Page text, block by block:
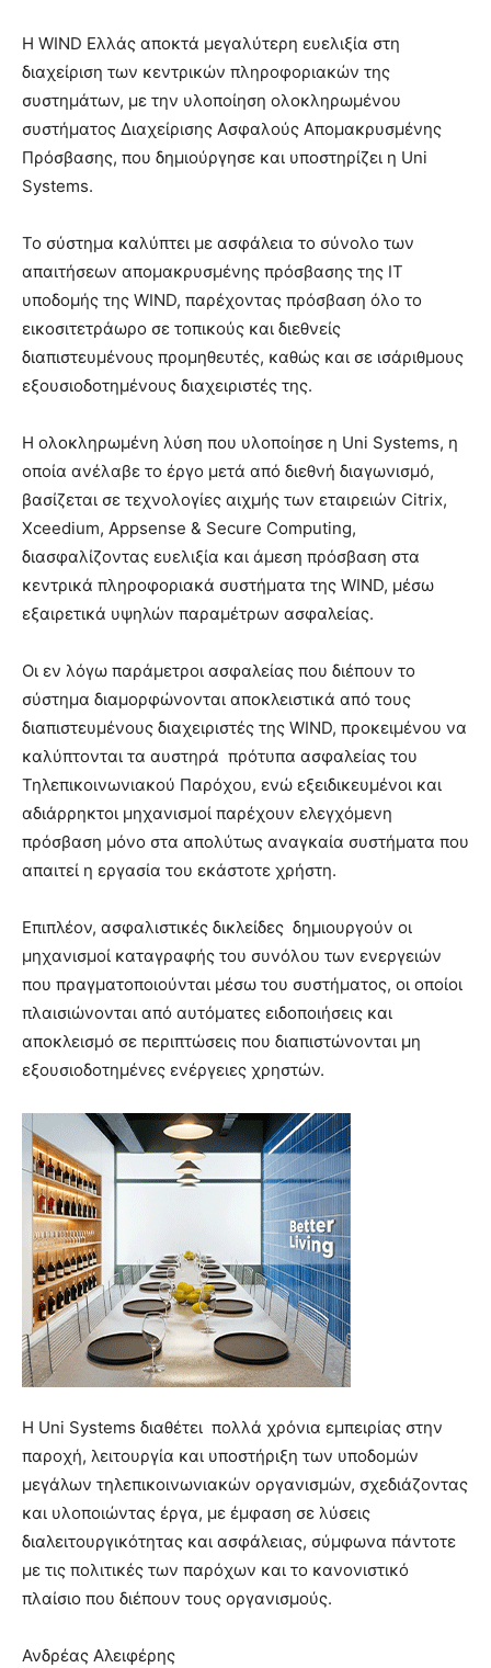
Η WIND Ελλάς αποκτά μεγαλύτερη ευελιξία στη
διαχείριση των κεντρικών πληροφοριακών της
συστημάτων, με την υλοποίηση ολοκληρωμένου
συστήματος Διαχείρισης Ασφαλούς Απομακρυσμένης
Πρόσβασης, που δημιούργησε και υποστηρίζει η Uni
Systems.
Το σύστημα καλύπτει με ασφάλεια το σύνολο των
απαιτήσεων απομακρυσμένης πρόσβασης της IT
υποδομής της WIND, παρέχοντας πρόσβαση όλο το
εικοσιτετράωρο σε τοπικούς και διεθνείς
διαπιστευμένους προμηθευτές, καθώς και σε ισάριθμους
εξουσιοδοτημένους διαχειριστές της.
Η ολοκληρωμένη λύση που υλοποίησε η Uni Systems, η
οποία ανέλαβε το έργο μετά από διεθνή διαγωνισμό,
βασίζεται σε τεχνολογίες αιχμής των εταιρειών Citrix,
Xceedium, Appsense & Secure Computing,
διασφαλίζοντας ευελιξία και άμεση πρόσβαση στα
κεντρικά πληροφοριακά συστήματα της WIND, μέσω
εξαιρετικά υψηλών παραμέτρων ασφαλείας.
Οι εν λόγω παράμετροι ασφαλείας που διέπουν το
σύστημα διαμορφώνονται αποκλειστικά από τους
διαπιστευμένους διαχειριστές της WIND, προκειμένου να
καλύπτονται τα αυστηρά πρότυπα ασφαλείας του
Τηλεπικοινωνιακού Παρόχου, ενώ εξειδικευμένοι και
αδιάρρηκτοι μηχανισμοί παρέχουν ελεγχόμενη
πρόσβαση μόνο στα απολύτως αναγκαία συστήματα που
απαιτεί η εργασία του εκάστοτε χρήστη.
Επιπλέον, ασφαλιστικές δικλείδες δημιουργούν οι
μηχανισμοί καταγραφής του συνόλου των ενεργειών
που πραγματοποιούνται μέσω του συστήματος, οι οποίοι
πλαισιώνονται από αυτόματες ειδοποιήσεις και
αποκλεισμό σε περιπτώσεις που διαπιστώνονται μη
εξουσιοδοτημένες ενέργειες χρηστών.
H Uni Systems διαθέτει πολλά χρόνια εμπειρίας στην
παροχή, λειτουργία και υποστήριξη των υποδομών
μεγάλων τηλεπικοινωνιακών οργανισμών, σχεδιάζοντας
και υλοποιώντας έργα, με έμφαση σε λύσεις
διαλειτουργικότητας και ασφάλειας, σύμφωνα πάντοτε
με τις πολιτικές των παρόχων και το κανονιστικό
πλαίσιο που διέπουν τους οργανισμούς.
Ανδρέας Αλειφέρης